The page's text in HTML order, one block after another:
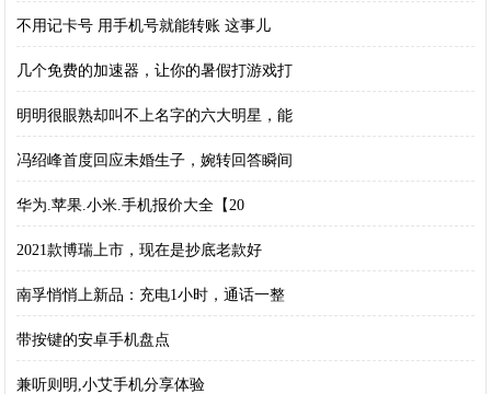
不用记卡号 用手机号就能转账 这事儿
几个免费的加速器，让你的暑假打游戏打
明明很眼熟却叫不上名字的六大明星，能
冯绍峰首度回应未婚生子，婉转回答瞬间
华为.苹果.小米.手机报价大全【20
2021款博瑞上市，现在是抄底老款好
南孚悄悄上新品：充电1小时，通话一整
带按键的安卓手机盘点
兼听则明,小艾手机分享体验